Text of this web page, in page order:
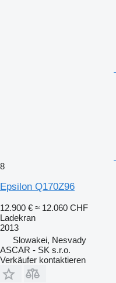
8
Epsilon Q170Z96
12.900 € ≈ 12.060 CHF
Ladekran
2013
Slowakei, Nesvady
ASCAR - SK s.r.o.
Verkäufer kontaktieren